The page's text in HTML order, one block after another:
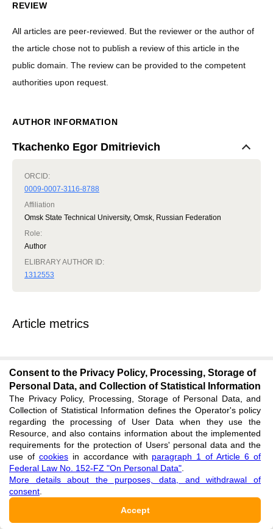
REVIEW
All articles are peer-reviewed. But the reviewer or the author of
the article chose not to publish a review of this article in the
public domain. The review can be provided to the competent
authorities upon request.
AUTHOR INFORMATION
Tkachenko Egor Dmitrievich
ORCID:
0009-0007-3116-8788
Affiliation
Omsk State Technical University, Omsk, Russian Federation
Role:
Author
ELIBRARY AUTHOR ID:
1312553
Article metrics
For all the time Last year Last month
Views Downloads
Views Total: VIEWS 794
Consent to the Privacy Policy, Processing, Storage of
Personal Data, and Collection of Statistical Information
The Privacy Policy, Processing, Storage of Personal Data, and
Collection of Statistical Information defines the Operator's policy
regarding the processing of User Data when they use the
Resource, and also contains information about the implemented
requirements for the protection of Users' personal data and the
use of cookiesin accordance with paragraph 1 of Article 6 of
Federal Law No. 152-FZ "On Personal Data"
More details about the purposes, data, and withdrawal of
consent
Accept